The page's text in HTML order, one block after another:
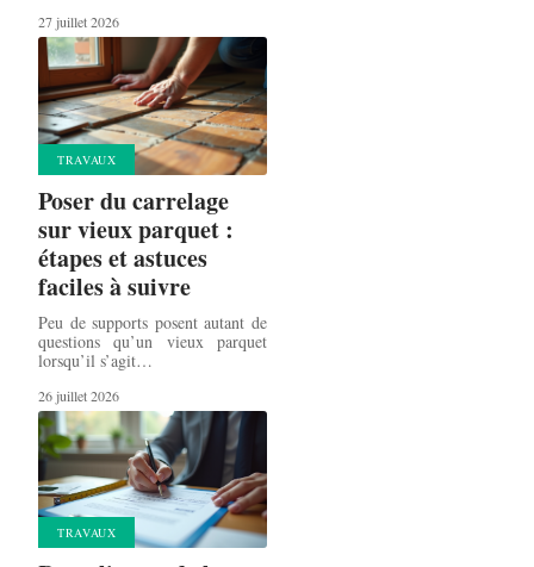
27 juillet 2026
TRAVAUX
Poser du carrelage
sur vieux parquet :
étapes et astuces
faciles à suivre
Peu de supports posent autant de
questions qu’un vieux parquet
lorsqu’il s’agit…
26 juillet 2026
TRAVAUX